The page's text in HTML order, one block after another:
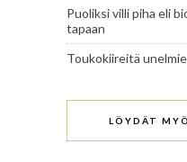
Puoliksi villi piha eli
tapaan
Toukokiireitä
LÖYDÄT